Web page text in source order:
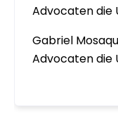
Advocaten die
Gabriel
Advocaten die